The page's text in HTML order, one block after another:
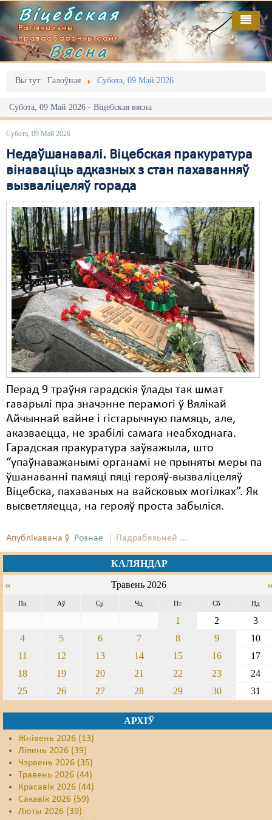
Віцебская
Рэгіянальны
праваабарончы сайт
Вясна
Вы тут: Галоўная Субота, 09 Май 2026
Субота, 09 Май 2026 - Віцебская вясна
Субота, 09 Май 2026
Недаўшанавалі. Віцебская пракуратура
вінаваціць адказных з стан пахаванняў
вызваліцеляў горада
Перад 9 траўня гарадскія ўлады так шмат
гаварылі пра значэнне перамогі ў Вялікай
Айчыннай вайне і гістарычную памяць, але,
аказваецца, не зрабілі самага неабходнага.
Гарадская пракуратура заўважыла, што
“упаўнаважанымі органамі не прыняты меры па
ўшанаванні памяці пяці герояў-вызваліцеляў
Віцебска, пахаваных на вайсковых могілках”. Як
высветляецца, на герояў проста забыліся.
Апублікавана ў Рознае Падрабязьней ...
КАЛЯНДАР
« Травень 2026
Пн Аў Ср Чц Пт Сб Нд
1 2
3
4
5 6 7 8 9
10
11
12 13 14 15 16
17
18
19 20 21 22 23
24
25
26 27 28 29 30 31
АРХІЎ
Жнівень 2026 (13)
Ліпень 2026 (39)
Чэрвень 2026 (35)
Травень 2026 (44)
Красавік 2026 (44)
Сакавік 2026 (59)
Люты 2026 (39)
Галоўная
Адміністрацыйны перасьлед
Акцыі
Выбары
Грамадзянскія ініцыятывы
Дзяржава
Дыскрымінацыя
Затрыманьні
Карная псыхіятрыя
КПЧ ААН
Культурныя правы
ЛПП
Мігранты
Мірныя сходы
Палітвязьні
Правы дзіцяці
Пэнітэнцыярная сыстэма
Рознае
Сьмяротнае пакараньне
Экалёгія
Правы працоўных
Сацыяльныя правы
Выданьні
Відэа
Пра нас
RSS